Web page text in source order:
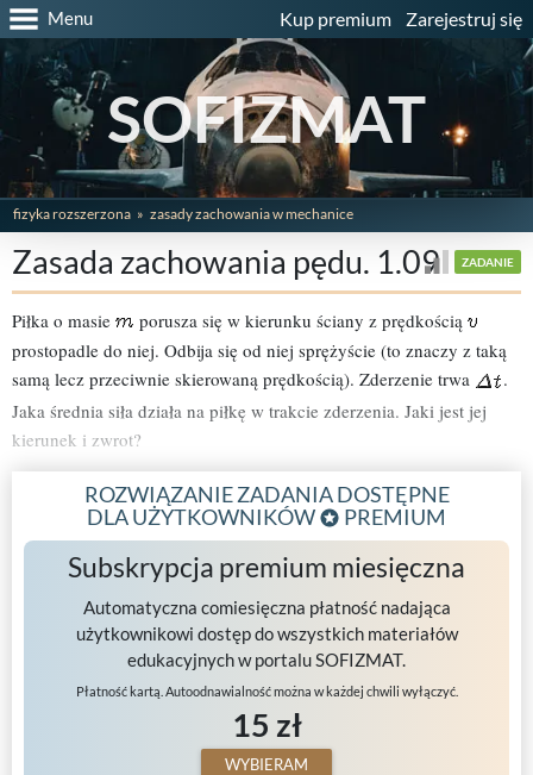
Menu Kup premium Zarejestruj się
SOFIZMAT
fizyka rozszerzona zasady zachowania w mechanice
Zasada zachowania pędu. 1.09 ZADANIE
Piłka o masie
porusza się w kierunku ściany z prędkością
prostopadle do niej. Odbija się od niej sprężyście (to znaczy z taką
samą lecz przeciwnie skierowaną prędkością). Zderzenie trwa
.
Jaka średnia siła działa na piłkę w trakcie zderzenia. Jaki jest jej
kierunek i zwrot?
ROZWIĄZANIE ZADANIA DOSTĘPNE
DLA UŻYTKOWNIKÓW
PREMIUM
Subskrypcja premium miesięczna
Automatyczna comiesięczna płatność nadająca
użytkownikowi dostęp do wszystkich materiałów
edukacyjnych w portalu SOFIZMAT.
Płatność kartą. Autoodnawialność można w każdej chwili wyłączyć.
15 zł
WYBIERAM